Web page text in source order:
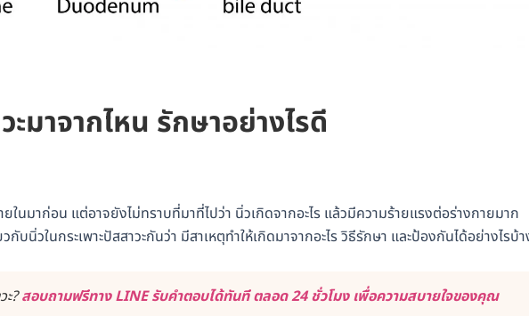
ะมาจากไหน รักษาอย่างไรดี
ในมาก่อน แต่อาจยังไม่ทราบที่มาที่ไปว่า นิ่วเกิดจากอะไร แล้วมีความร้ายแรงต่อร่างกายมาก
กับนิ่วในกระเพาะปัสสาวะกันว่า มีสาเหตุทำให้เกิดมาจากอะไร วิธีรักษา และป้องกันได้อย่างไรบ้
ะ?สอบถามฟรีทาง LINE รับคำตอบได้ทันที ตลอด 24 ชั่วโมง เพื่อความสบายใจของคุณ